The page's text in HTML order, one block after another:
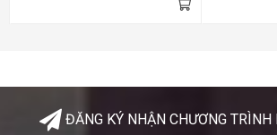
ĐĂNG KÝ NHẬN CHƯƠNG TRÌNH